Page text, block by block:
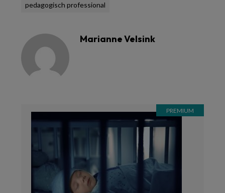
pedagogisch professional
Marianne Velsink